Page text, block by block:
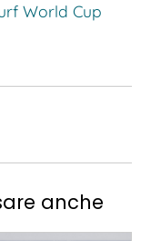
World Cup
anche